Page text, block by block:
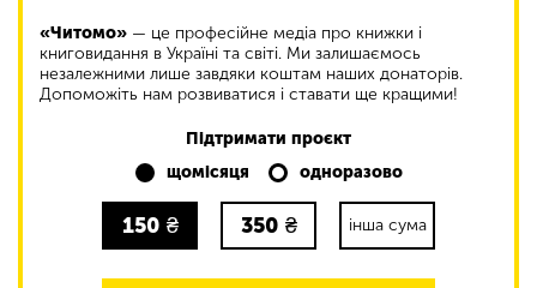
«Читомо» — це професійне медіа про книжки і
книговидання в Україні та світі. Ми залишаємось
незалежними лише завдяки коштам наших донаторів.
Допоможіть нам розвиватися і ставати ще кращими!
Підтримати проєкт
щомісяця
одноразово
150 ₴ 350 ₴ інша сума